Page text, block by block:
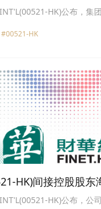
HK)公布，集
12月31日止年度之盈利能
前亏损约2.17亿港元)。
#00521-HK
HK)间接控股股东
HK)公布，公